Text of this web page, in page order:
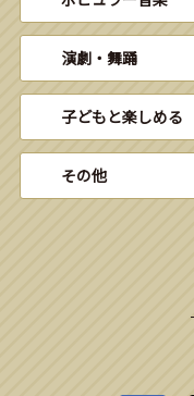
演劇・舞踊
子どもと楽しめる
その他